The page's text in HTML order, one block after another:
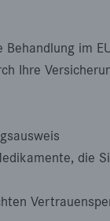
im
Ihre
die